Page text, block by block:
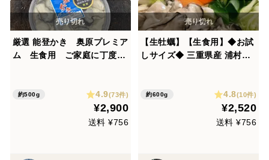
厳選 能登かき 奥原プレミア
ム 生食用 ご家庭に丁度良
ク ワンランク上の牡蠣をお
約500g 4.9(73件)
¥2,900
送料 ¥756
【生牡蠣】【生食用】◆お試
しサイズ◆ 三重県産 浦村か
す！お歳暮 熨斗 父の日 【父
の日ギフト】【生で食べれる
約600g 4.8(10件)
¥2,520
送料 ¥756